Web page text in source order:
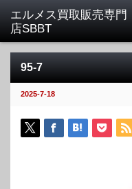
95-7
2025-7-18